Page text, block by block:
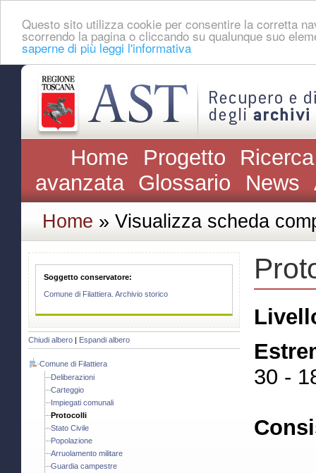
Questo sito utilizza cookie per consentire la corretta
scorrendo la pagina o cliccando su qualunque suo
saperne di più leggi l'informativa
Home Progetto
avanzata Glossario News
Home » Visualizza scheda
Soggetto conservatore:
Comune di Filattiera. Archivio storico
Chiudi albero Espandi albero
Comune di Filattiera
Deliberazioni
Carteggio
Impiegati comunali
Protocolli
Stato Civile
Popolazione
Arruolamento militare
Guardia campestre
30 -